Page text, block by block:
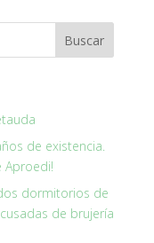
de existencia.
Aproedi!
dormitorios de
de brujería